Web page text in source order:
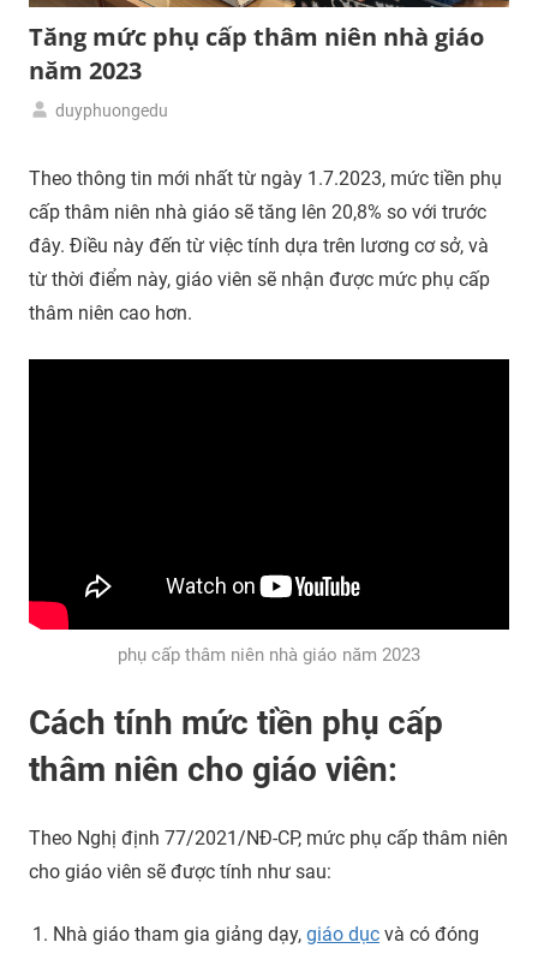
Tăng mức phụ cấp thâm niên nhà giáo
năm 2023
duyphuongedu
giáo
Theo thông tin mới nhất từ ngày 1.7.2023, mức tiền phụ
cấp thâm niên nhà giáo sẽ tăng lên 20,8% so với trước
đây. Điều này đến từ việc tính dựa trên lương cơ sở, và
từ thời điểm này, giáo viên sẽ nhận được mức phụ cấp
thâm niên cao hơn.
phụ cấp thâm niên nhà giáo năm 2023
Cách tính mức tiền phụ cấp
thâm niên cho giáo viên:
Theo Nghị định 77/2021/NĐ-CP, mức phụ cấp thâm niên
cho giáo viên sẽ được tính như sau:
Nhà giáo tham gia giảng dạy, giáo dục và có đóng